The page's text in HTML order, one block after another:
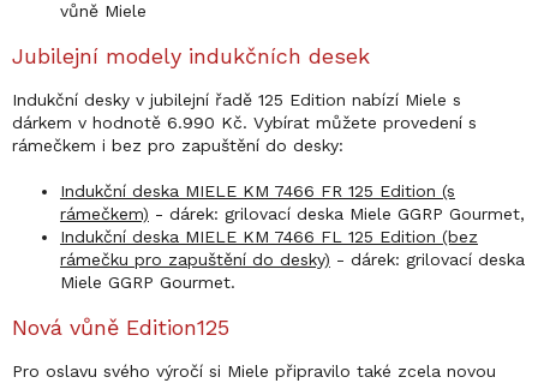
vůně Miele
Jubilejní modely indukčních desek
Indukční desky v jubilejní řadě 125 Edition nabízí Miele s
dárkem v hodnotě 6.990 Kč. Vybírat můžete provedení s
rámečkem i bez pro zapuštění do desky:
Indukční deska MIELE KM 7466 FR 125 Edition (s
rámečkem) - dárek: grilovací deska Miele GGRP Gourmet,
Indukční deska MIELE KM 7466 FL 125 Edition (bez
rámečku pro zapuštění do desky) - dárek: grilovací deska
Miele GGRP Gourmet.
Nová vůně Edition125
Pro oslavu svého výročí si Miele připravilo také zcela novou